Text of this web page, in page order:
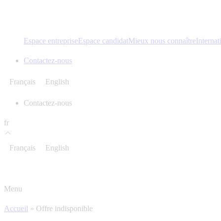
Espace entrepriseEspace candidatMieux nous connaître
Contactez-nous
Français English
Contactez-nous
fr
Français English
Menu
Accueil » Offre indisponible